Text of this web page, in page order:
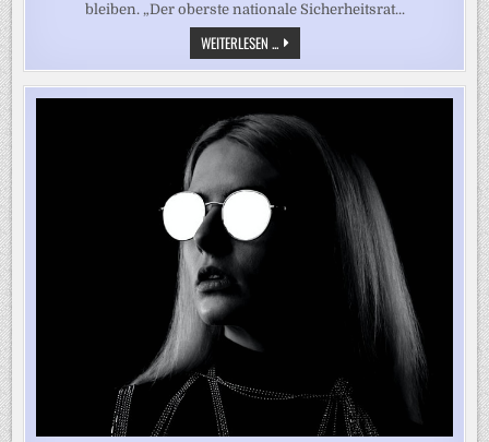
bleiben. „Der oberste nationale Sicherheitsrat...
WEITERLESEN ...„EIN
RAHMENABKOMMEN
IST
OFFENBAR
ERZIELT
WORDEN“